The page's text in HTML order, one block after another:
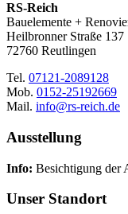
RS-Reich
Bauelemente +
Heilbronner Straße 137
72760 Reutlingen
Tel. 07121-2089128
Mob. 0152-25192669
Mail. info@rs-reich.de
Ausstellung
Info: Besichtigung der
Unser Standort